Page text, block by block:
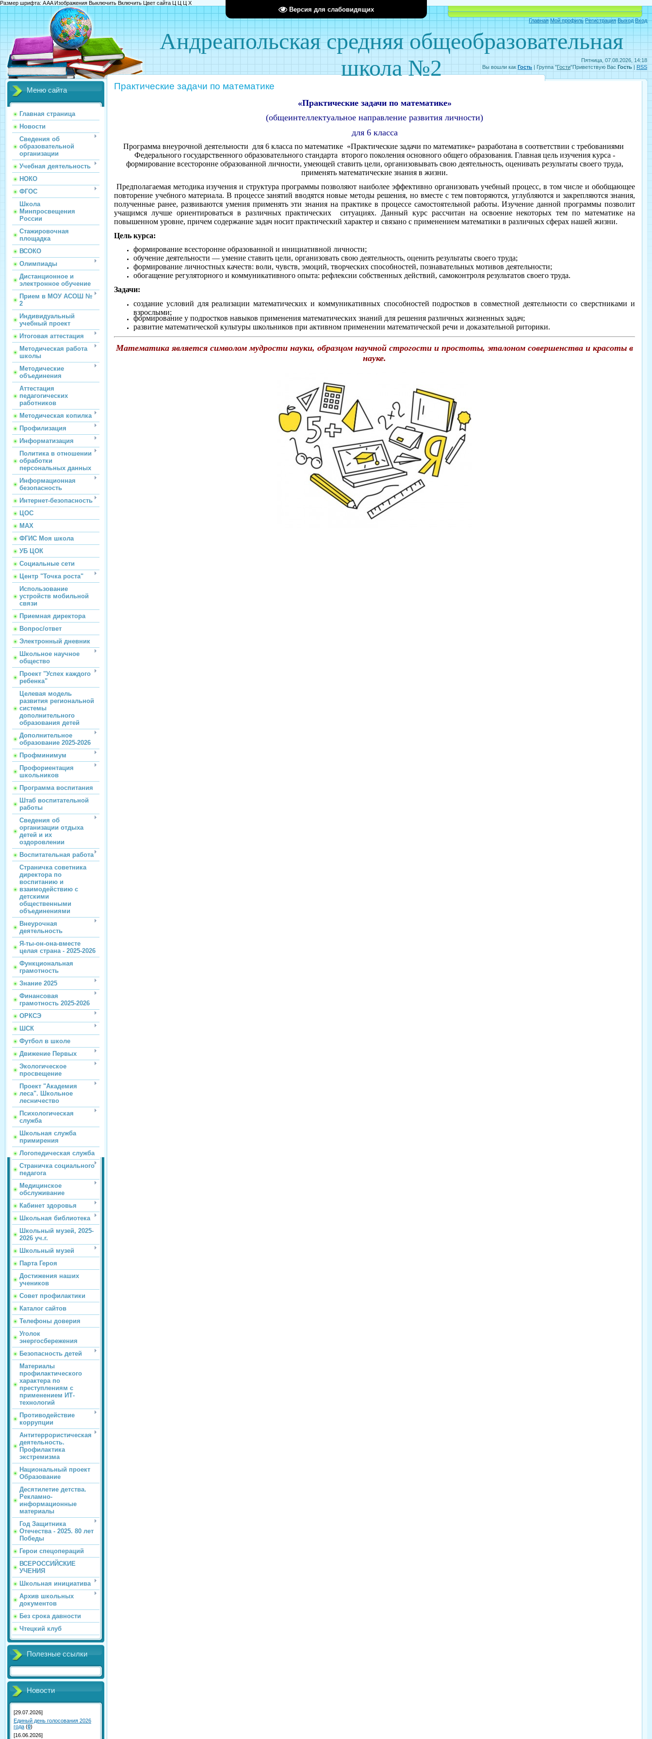
Версия для слабовидящих
Размер шрифта: AAAИзображения Выключить Включить Цвет сайта Ц Ц Ц Х
Пятница, 07.08.2026, 14:18
Вы вошли как Гость | Группа "Гости"Приветствую Вас Гость | RSS
Андреапольская средняя общеобразовательная
школа №2
Главная Мой профиль Регистрация Выход Вход
Объявления Электронный дневник
Меню сайта
Главная страница
Новости
Сведения об
образовательной
организации
Учебная деятельность
НОКО
ФГОС
Школа
Минпросвещения
России
Стажировочная
площадка
ВСОКО
Олимпиады
Дистанционное и
электронное обучение
Прием в МОУ АСОШ №
2
Индивидуальный
учебный проект
Итоговая аттестация
Методическая работа
школы
Методические
объединения
Аттестация
педагогических
работников
Методическая копилка
Профилизация
Информатизация
Политика в отношении
обработки
персональных данных
Информационная
безопасность
Интернет-безопасность
ЦОС
МАХ
ФГИС Моя школа
УБ ЦОК
Социальные сети
Центр "Точка роста"
Использование
устройств мобильной
связи
Приемная директора
Вопрос/ответ
Электронный дневник
Школьное научное
общество
Проект "Успех каждого
ребенка"
Целевая модель
развития региональной
системы
дополнительного
образования детей
Дополнительное
образование 2025-2026
Профминимум
Профориентация
школьников
Программа воспитания
Штаб воспитательной
работы
Сведения об
организации отдыха
детей и их
оздоровлении
Воспитательная работа
Страничка советника
директора по
воспитанию и
взаимодействию с
детскими
общественными
объединениями
Внеурочная
деятельность
Я-ты-он-она-вместе
целая страна - 2025-2026
Функциональная
грамотность
Знание 2025
Финансовая
грамотность 2025-2026
ОРКСЭ
ШСК
Футбол в школе
Движение Первых
Экологическое
просвещение
Проект "Академия
леса". Школьное
лесничество
Психологическая
служба
Школьная служба
примирения
Логопедическая служба
Страничка социального
педагога
Медицинское
обслуживание
Кабинет здоровья
Школьная библиотека
Школьный музей, 2025-
2026 уч.г.
Школьный музей
Парта Героя
Достижения наших
учеников
Совет профилактики
Каталог сайтов
Телефоны доверия
Уголок
энергосбережения
Безопасность детей
Материалы
профилактического
характера по
преступлениям с
применением ИТ-
технологий
Противодействие
коррупции
Антитеррористическая
деятельность.
Профилактика
экстремизма
Национальный проект
Образование
Десятилетие детства.
Рекламно-
информационные
материалы
Год Защитника
Отечества - 2025. 80 лет
Победы
Герои спецопераций
ВСЕРОССИЙСКИЕ
УЧЕНИЯ
Школьная инициатива
Архив школьных
документов
Без срока давности
Чтецкий клуб
Полезные ссылки
Новости
[29.07.2026]
Единый день голосования 2026
года (0)
[16.06.2026]
Практические задачи по математике
«Практические задачи по математике»
(общеинтеллектуальное направление развития личности)
для 6 класса
Программа внеурочной деятельности для 6 класса по математике «Практические задачи по математике» разработана в соответствии с требованиями
Федерального государственного образовательного стандарта второго поколения основного общего образования. Главная цель изучения курса -
формирование всесторонне образованной личности, умеющей ставить цели, организовывать свою деятельность, оценивать результаты своего труда,
применять математические знания в жизни.
Предполагаемая методика изучения и структура программы позволяют наиболее эффективно организовать учебный процесс, в том числе и обобщающее
повторение учебного материала. В процессе занятий вводятся новые методы решения, но вместе с тем повторяются, углубляются и закрепляются знания,
полученные ранее, развиваются умения применять эти знания на практике в процессе самостоятельной работы.Изучение данной программы позволит
учащимся лучше ориентироваться в различных практических ситуациях. Данный курс рассчитан на освоение некоторых тем по математике на
повышенном уровне, причем содержание задач носит практический характер и связано с применением математики в различных сферах нашей жизни.
Цель курса:
формирование всесторонне образованной и инициативной личности;
обучение деятельности — умение ставить цели, организовать свою деятельность, оценить результаты своего труда;
формирование личностных качеств: воли, чувств, эмоций, творческих способностей, познавательных мотивов деятельности;
обогащение регуляторного и коммуникативного опыта: рефлексии собственных действий, самоконтроля результатов своего труда.
Задачи:
создание условий для реализации математических и коммуникативных способностей подростков в совместной деятельности со сверстниками и
взрослыми;
формирование у подростков навыков применения математических знаний для решения различных жизненных задач;
развитие математической культуры школьников при активном применении математической речи и доказательной риторики.
Математика является символом мудрости науки, образцом научной строгости и простоты, эталоном совершенства и красоты в
науке.